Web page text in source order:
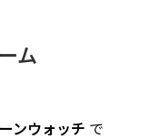
ム
ンウォッチ で